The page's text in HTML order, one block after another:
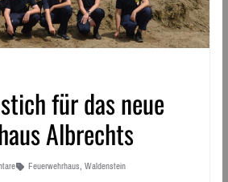
für das neue
Albrechts
Feuerwehrhaus, Waldenstein